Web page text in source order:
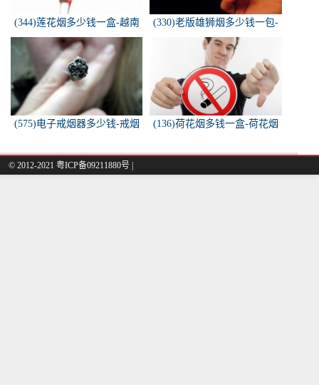
(344)莲花烟多少钱一盒-越南
莲花香烟这款多少钱一条？
(330)老版雄狮烟多少钱一包-
雄狮烟多少钱一包了哦！
(575)电子戒烟器多少钱-戒烟
(136)荷花烟多钱一盒-荷花烟
© 2012-2021 粤ICP备09211880号 |